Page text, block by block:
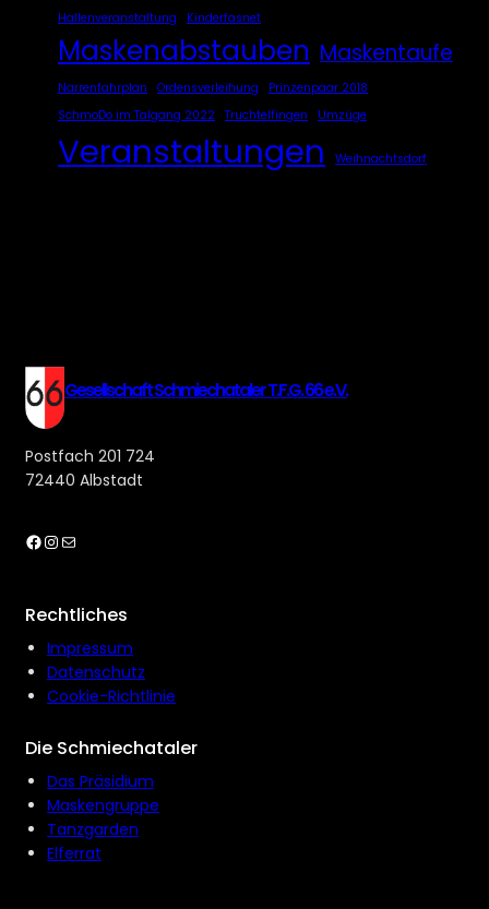
Hallenveranstaltung Kinderfasnet
Maskenabstauben Maskentaufe
Narrenfahrplan Ordensverleihung
Prinzenpaar 2018
SchmoDo im Talgang 2022 Truchtelfingen Umzüge
Veranstaltungen Weihnachtsdorf
Gesellschaft Schmiechataler T.F.G. 66 e.V.
Postfach 201 724
72440 Albstadt
Facebook InstagramE-Mail
Rechtliches
Impressum
Datenschutz
Cookie-Richtlinie
Die Schmiechataler
Das Präsidium
Maskengruppe
Tanzgarden
Elferrat